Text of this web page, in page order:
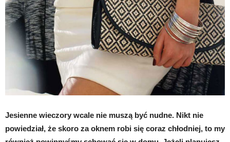
Jesienne wieczory wcale nie muszą być nudne. Nikt nie
powiedział, że skoro za oknem robi się coraz chłodniej, to my